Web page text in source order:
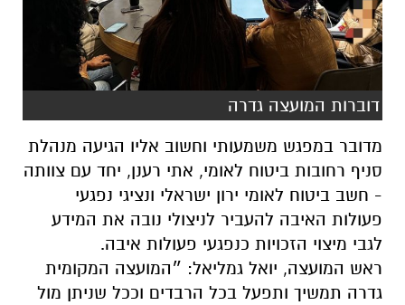
דוברות המועצה גדרה
מדובר במפגש משמעותי וחשוב אליו הגיעה מנהלת
סניף רחובות ביטוח לאומי, אתי רענן, יחד עם צוותה
- חשב ביטוח לאומי ירון ישראלי ונציגי נפגעי
פעולות האיבה להעביר לניצולי נובה את המידע
לגבי מיצוי הזכויות כנפגעי פעולות איבה.
ראש המועצה, יואל גמליאל: ״המועצה המקומית
גדרה תמשיך ותפעל בכל הרבדים וככל שניתן מול